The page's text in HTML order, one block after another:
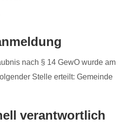
nach § 14 GewO wurde am
Stelle erteilt: Gemeinde
verantwortlich